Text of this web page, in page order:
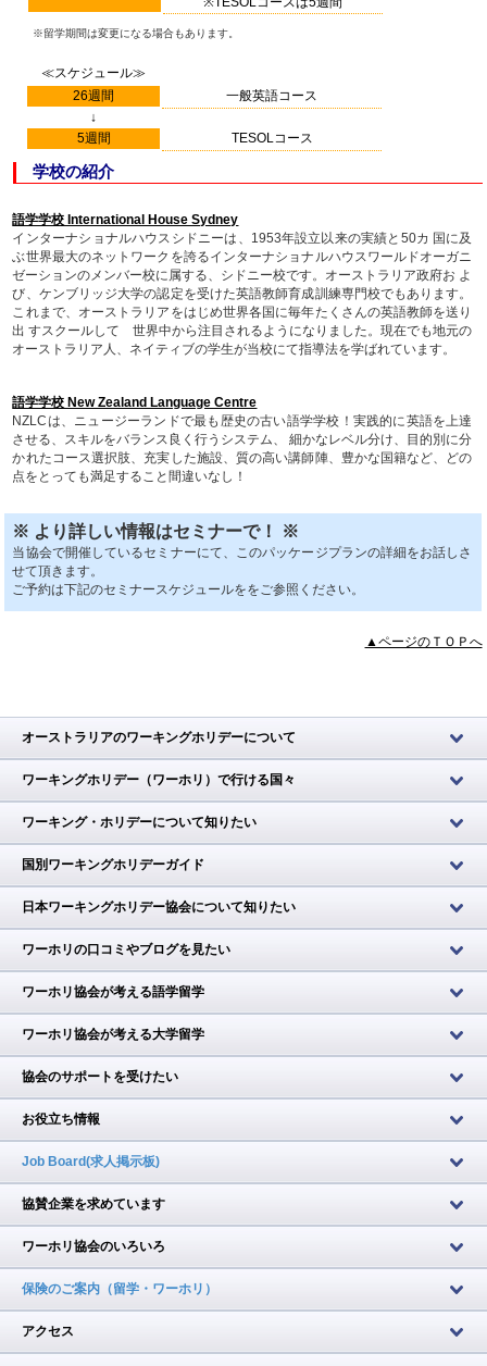
※留学期間は変更になる場合もあります。
≪スケジュール≫
26週間
一般英語コース
↓
5週間
TESOLコース
学校の紹介
語学学校 International House Sydney
インターナショナルハウスシドニーは、1953年設立以来の実績と50カ 国に及
ぶ世界最大のネットワークを誇るインターナショナルハウスワールドオーガニ
ゼーションのメンバー校に属する、シドニー校です。オーストラリア政府お よ
び、ケンブリッジ大学の認定を受けた英語教師育成訓練専門校でもあります。
これまで、オーストラリアをはじめ世界各国に毎年たくさんの英語教師を送り
出 すスクールして 世界中から注目されるようになりました。現在でも地元の
オーストラリア人、ネイティブの学生が当校にて指導法を学ばれています。
語学学校 New Zealand Language Centre
NZLCは、ニュージーランドで最も歴史の古い語学学校！実践的に英語を上達
させる、スキルをバランス良く行うシステム、 細かなレベル分け、目的別に分
かれたコース選択肢、充実した施設、質の高い講師陣、豊かな国籍など、どの
点をとっても満足すること間違いなし！
※ より詳しい情報はセミナーで！ ※
当協会で開催しているセミナーにて、このパッケージプランの詳細をお話しさ
せて頂きます。
ご予約は下記のセミナースケジュールををご参照ください。
▲ページのＴＯＰへ
オーストラリアのワーキングホリデーについて
ワーキングホリデー（ワーホリ）で行ける国々
ワーキング・ホリデーについて知りたい
国別ワーキングホリデーガイド
日本ワーキングホリデー協会について知りたい
ワーホリの口コミやブログを見たい
ワーホリ協会が考える語学留学
ワーホリ協会が考える大学留学
協会のサポートを受けたい
お役立ち情報
Job Board(求人掲示板)
協賛企業を求めています
ワーホリ協会のいろいろ
保険のご案内（留学・ワーホリ）
アクセス